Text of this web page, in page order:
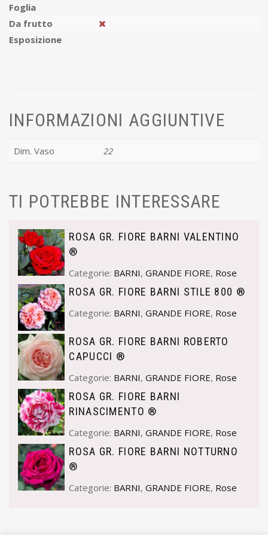
Foglia
Da frutto
Esposizione
INFORMAZIONI AGGIUNTIVE
Dim. Vaso 22
TI POTREBBE INTERESSARE
ROSA GR. FIORE BARNI VALENTINO
®
Categorie: BARNI,GRANDE FIORE, Rose
ROSA GR. FIORE BARNI STILE 800 ®
Categorie: BARNI,GRANDE FIORE, Rose
ROSA GR. FIORE BARNI ROBERTO
CAPUCCI ®
Categorie: BARNI,GRANDE FIORE, Rose
ROSA GR. FIORE BARNI
RINASCIMENTO ®
Categorie: BARNI,GRANDE FIORE, Rose
ROSA GR. FIORE BARNI NOTTURNO
®
Categorie: BARNI,GRANDE FIORE, Rose